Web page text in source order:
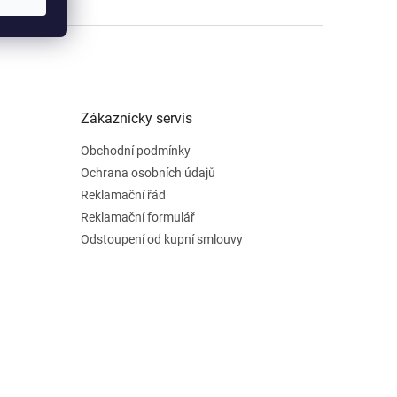
Zákaznícky servis
Obchodní podmínky
Ochrana osobních údajů
Reklamační řád
Reklamační formulář
Odstoupení od kupní smlouvy